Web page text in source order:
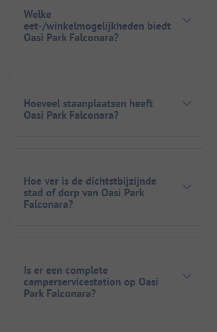
Welke
eet-/winkelmogelijkheden biedt
Oasi Park Falconara?
Hoeveel staanplaatsen heeft
Oasi Park Falconara?
Hoe ver is de dichtstbijzijnde
stad of dorp van Oasi Park
Falconara?
Is er een complete
camperservicestation op Oasi
Park Falconara?